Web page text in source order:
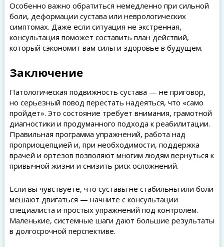
Особенно важно обратиться немедленно при сильной
боли, деформации сустава или неврологических
симптомах. Даже если ситуация не экстренная,
консультация поможет составить план действий,
который сэкономит вам силы и здоровье в будущем.
Заключение
Патологическая подвижность сустава — не приговор,
но серьезный повод перестать надеяться, что «само
пройдет». Это состояние требует внимания, грамотной
диагностики и продуманного подхода к реабилитации.
Правильная программа упражнений, работа над
проприоцепцией и, при необходимости, поддержка
врачей и ортезов позволяют многим людям вернуться к
привычной жизни и снизить риск осложнений.
Если вы чувствуете, что суставы не стабильны или боли
мешают двигаться — начните с консультации
специалиста и простых упражнений под контролем.
Маленькие, системные шаги дают большие результаты
в долгосрочной перспективе.